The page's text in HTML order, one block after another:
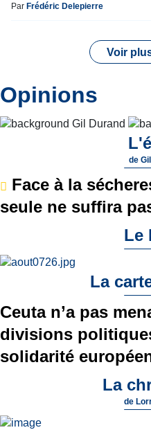
Par Frédéric Delepierre
Voir
Opinions
de
Face à la
seule ne suffira
Le
La
Ceuta n’a pas
divisions
solidarité
La
de